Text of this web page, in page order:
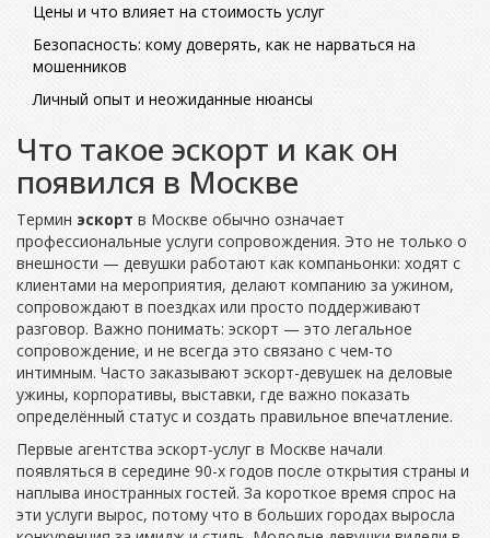
Цены и что влияет на стоимость услуг
Безопасность: кому доверять, как не нарваться на
мошенников
Личный опыт и неожиданные нюансы
Что такое эскорт и как он
появился в Москве
Термин эскорт в Москве обычно означает
профессиональные услуги сопровождения. Это не только о
внешности — девушки работают как компаньонки: ходят с
клиентами на мероприятия, делают компанию за ужином,
сопровождают в поездках или просто поддерживают
разговор. Важно понимать: эскорт — это легальное
сопровождение, и не всегда это связано с чем-то
интимным. Часто заказывают эскорт-девушек на деловые
ужины, корпоративы, выставки, где важно показать
определённый статус и создать правильное впечатление.
Первые агентства эскорт-услуг в Москве начали
появляться в середине 90-х годов после открытия страны и
наплыва иностранных гостей. За короткое время спрос на
эти услуги вырос, потому что в больших городах выросла